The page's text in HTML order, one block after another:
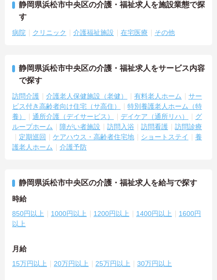
静岡県浜松市中央区の介護・福祉求人を施設業態で探
す
病院 クリニック 介護福祉施設 在宅医療 その他
静岡県浜松市中央区の介護・福祉求人をサービス内容
で探す
訪問介護 介護老人保健施設（老健） 有料老人ホーム
サー
ビス付き高齢者向け住宅（サ高住）
特別養護老人ホーム（特
養）
通所介護（デイサービス） デイケア（通所リハ）
グ
ループホーム
障がい者施設 訪問入浴 訪問看護
訪問診療
定期巡回
ケアハウス・高齢者住宅地 ショートステイ
養
護老人ホーム
介護予防
静岡県浜松市中央区の介護・福祉求人を給与で探す
時給
850円以上 1000円以上 1200円以上 1400円以上
1600円
以上
月給
15万円以上 20万円以上 25万円以上 30万円以上